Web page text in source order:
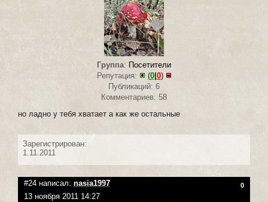
Группа: Посетители
Репутация:
(0| 0)
Публикаций: 6
Комментариев: 58
но ладно у тебя хватает а как же остальные
Зарегистрирован:
1.11.2011
#24 написал: nasia1997 0
13 ноября 2011 14:27